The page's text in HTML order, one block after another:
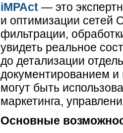
iMPAct — это
и оптимизации сетей
фильтрации,
увидеть реальное
до детализации
документированием и
могут быть
маркетинга,
Основные